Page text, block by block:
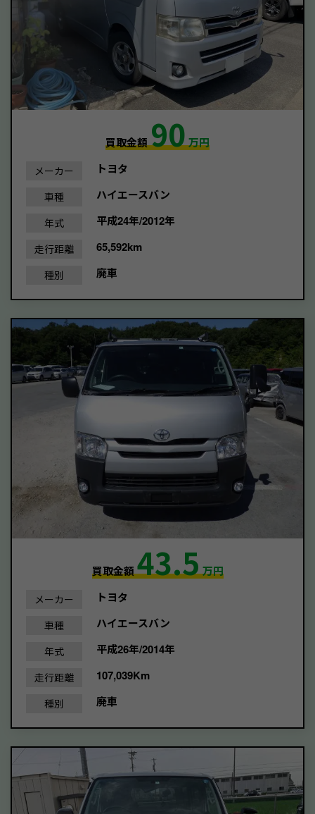
買取金額90万円
メーカー トヨタ
車種 ハイエースバン
年式 平成24年/2012年
走行距離 65,592km
種別 廃車
買取金額43.5万円
メーカー トヨタ
車種 ハイエースバン
年式 平成26年/2014年
走行距離 107,039Km
種別 廃車